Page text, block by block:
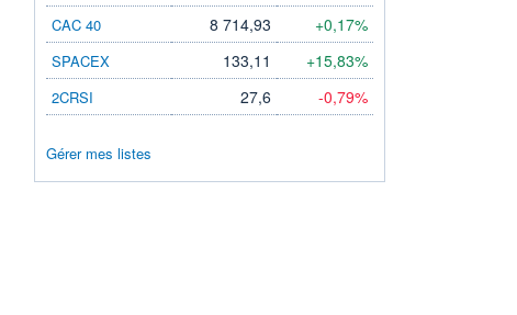
CAC 40 8 714,93 +0,17%
SPACEX 133,11 +15,83%
2CRSI 27,6 -0,79%
Gérer mes listes